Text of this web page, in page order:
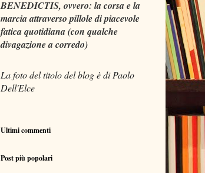
BENEDICTIS, ovvero: la corsa e la
marcia attraverso pillole di piacevole
fatica quotidiana (con qualche
divagazione a corredo)
La foto del titolo del blog è di Paolo
Dell'Elce
Ultimi commenti
Post più popolari